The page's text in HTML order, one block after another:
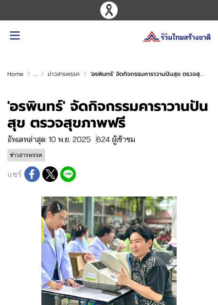
Home ... ข่าวสารพรรค 'อรพินทร์' จัดกิจกรรมคาราวานปันสุข ตรวจสุขภาพฟรี
'อรพินทร์' จัดกิจกรรมคาราวานปัน
สุข ตรวจสุขภาพฟรี
อัพเดทล่าสุด: 10 พ.ย. 2025 624 ผู้เข้าชม
ข่าวสารพรรค
แชร์